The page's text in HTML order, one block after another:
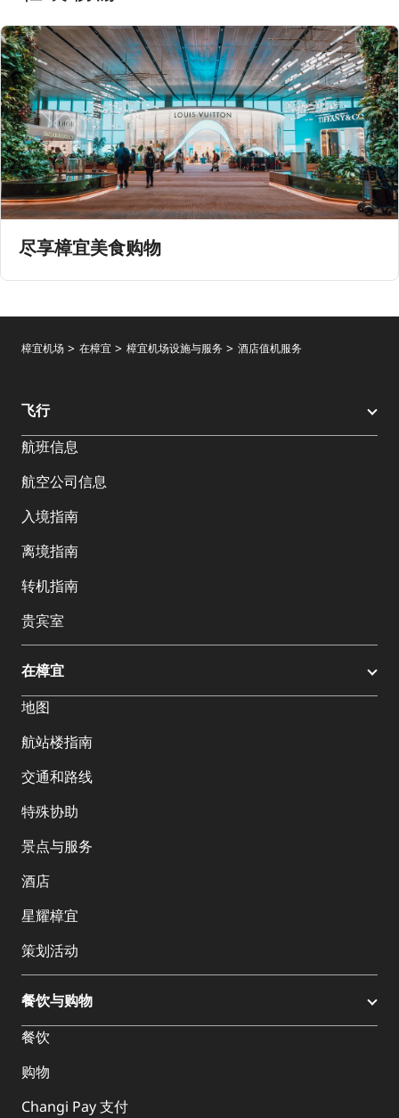
尽享樟宜美食购物
樟宜机场 在樟宜 樟宜机场设施与服务 酒店值机服务
飞行
航班信息
航空公司信息
入境指南
离境指南
转机指南
贵宾室
在樟宜
地图
航站楼指南
交通和路线
特殊协助
景点与服务
酒店
星耀樟宜
策划活动
餐饮与购物
餐饮
购物
Changi Pay 支付